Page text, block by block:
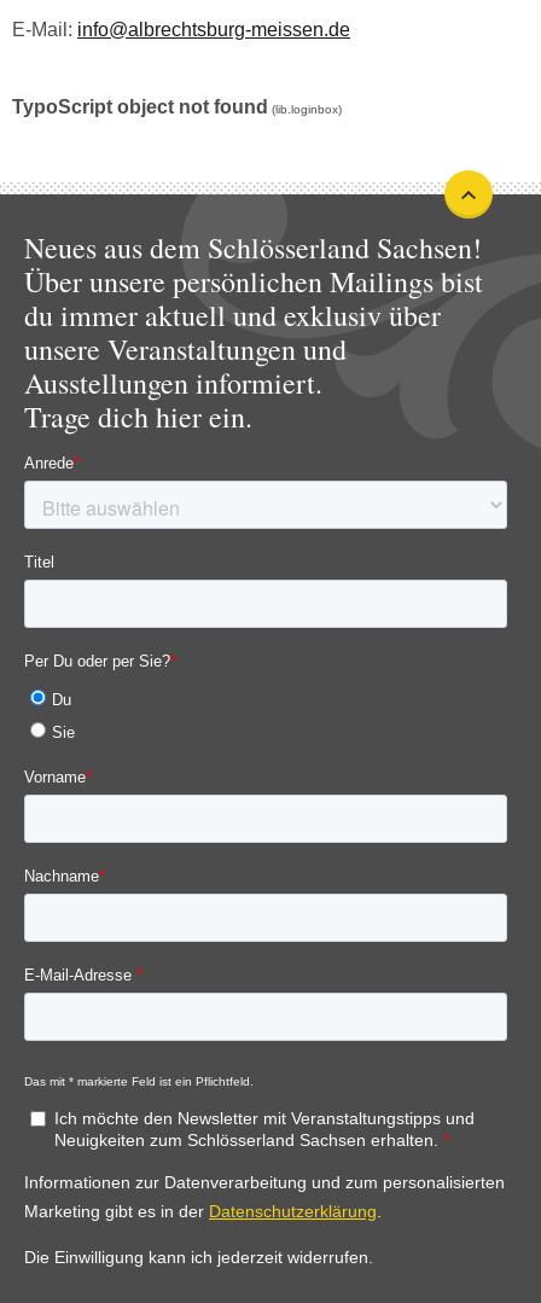
E-Mail: info@albrechtsburg-meissen.de
TypoScript object not found (lib.loginbox)
Neues aus dem Schlösserland Sachsen!
Über unsere persönlichen Mailings bist
du immer aktuell und exklusiv über
unsere Veranstaltungen und
Ausstellungen informiert.
Trage dich hier ein.